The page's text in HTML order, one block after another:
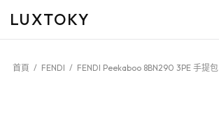
LUXTOKY
首頁 / FENDI / FENDI Peekaboo 8BN290 3PE 手提包